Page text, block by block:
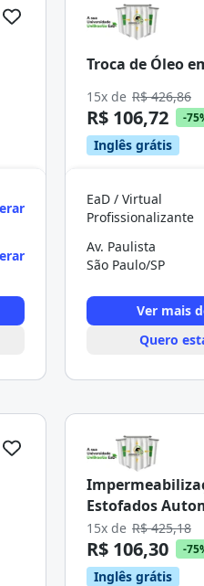
Troca de Óleo
15x de R$ 426,86
R$ 106,72 -
Inglês grátis
EaD / Virtual
Profissionalizante
Av. Paulista
São Paulo/SP
Ver mais
Quero
Estofados
15x de R$ 425,18
R$ 106,30 -
Inglês grátis